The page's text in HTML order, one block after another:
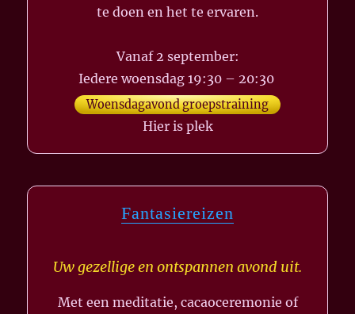
te doen en het te ervaren.
Vanaf 2 september:
Iedere woensdag 19:30 – 20:30
Woensdagavond groepstraining
Hier is plek
Fantasiereizen
Uw gezellige en ontspannen avond uit.
Met een meditatie, cacaoceremonie of